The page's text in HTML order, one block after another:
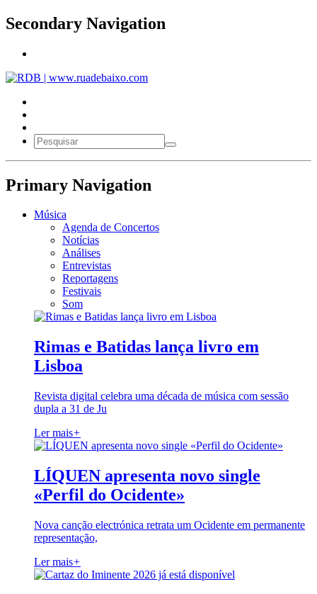
Secondary Navigation
Primary Navigation
Música
Agenda de Concertos
Notícias
Análises
Entrevistas
Reportagens
Festivais
Som
Rimas e Batidas lança livro em
Lisboa
Revista digital celebra uma década de música com sessão
dupla a 31 de Ju
Ler mais+
LÍQUEN apresenta novo single
«Perfil do Ocidente»
Nova canção electrónica retrata um Ocidente em permanente
representação,
Ler mais+